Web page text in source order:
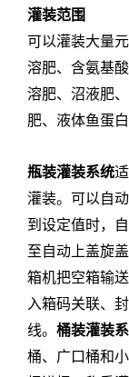
灌装范围
可以灌装大量
溶肥、含氨基
溶肥、沼液肥
肥、液体鱼蛋
瓶装灌装系统
灌装。可以自
到设定值时，
至自动上盖旋
箱机把空箱输
入箱码关联、
线。 桶装灌装
桶、广口桶和